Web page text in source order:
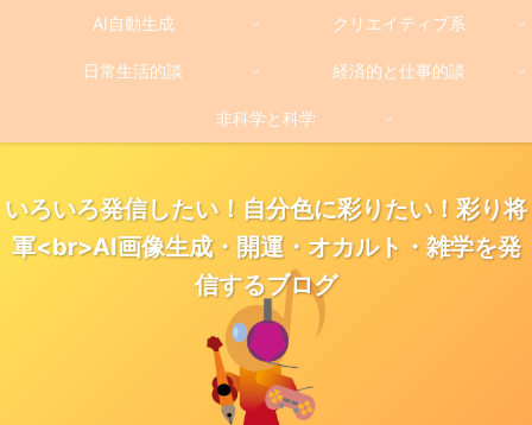
いろいろ発信したい！自分色に彩りたい！彩り将
軍<br>AI画像生成・開運・オカルト・雑学を発
信するブログ
AI自動生成 クリエイティブ系
日常生活的談 経済的と仕事的談
非科学と科学